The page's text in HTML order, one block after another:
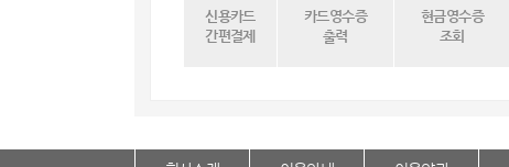
신용카드
간편결제
카드영수증
출력
현금영수증
조회